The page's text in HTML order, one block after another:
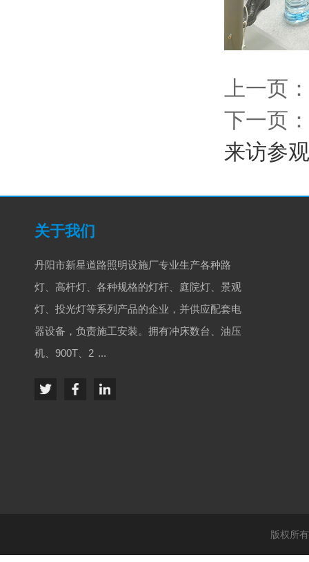
上一页：
下一页：
来访参
关于我们
丹阳市新星道路照明设施厂专业生产各种路
灯、高杆灯、各种规格的灯杆、庭院灯、景观
灯、投光灯等系列产品的企业，并供应配套电
器设备，负责施工安装。拥有冲床数台、油压
机、900T、2 ...
版权所